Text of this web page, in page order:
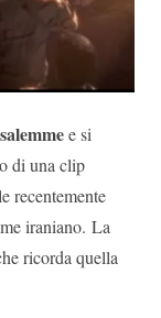
e si
di una clip
recentemente
iraniano. La
ricorda quella